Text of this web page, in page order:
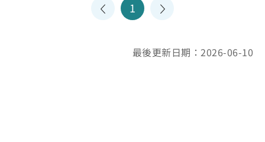
1
最後更新日期：2026-06-10